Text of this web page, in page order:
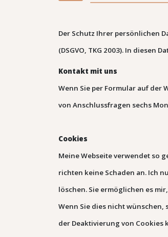
Der Schutz Ihrer persönlichen
(DSGVO, TKG 2003). In
Kontakt mit uns
Wenn Sie per Formular auf der
von Anschlussfragen sechs
Cookies
Meine Webseite verwendet so
richten keine Schaden an. Ich
löschen. Sie ermöglichen es
Wenn Sie dies nicht wünschen,
der Deaktivierung von Cookies